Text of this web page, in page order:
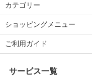
カテゴリー
ショッピングメニュー
ご利用ガイド
サービス一覧